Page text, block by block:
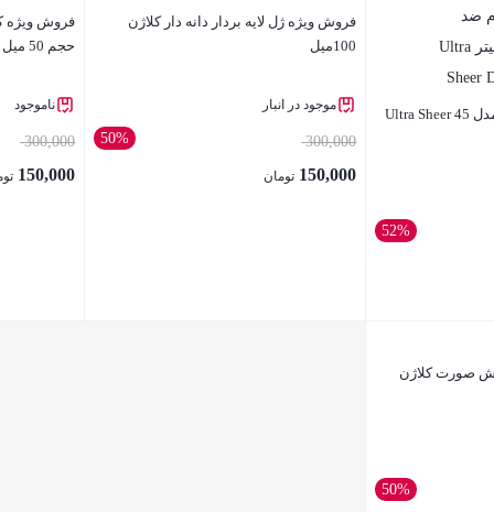
کرم ضد آفتاب نوتروژینا مدل Ultra Sheer 45
52%
فروش ویژه ژل لایه بردار دانه دار کلاژن
100میل
موجود در انبار
50% 300,000
150,000 تومان
حجم 50 میل
ناموجود
300,000
150,000
صورت کلاژن
50%